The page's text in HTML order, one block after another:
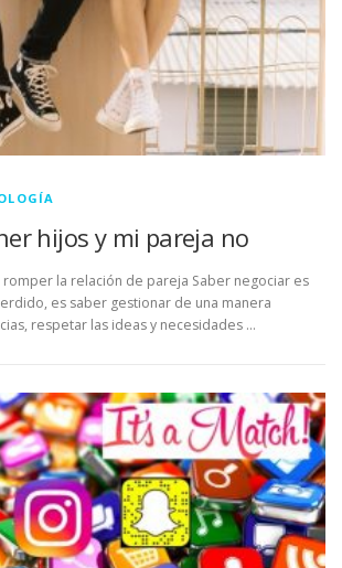
hijos y mi pareja no
la relación de pareja Saber negociar es
es saber gestionar de una manera
respetar las ideas y necesidades …